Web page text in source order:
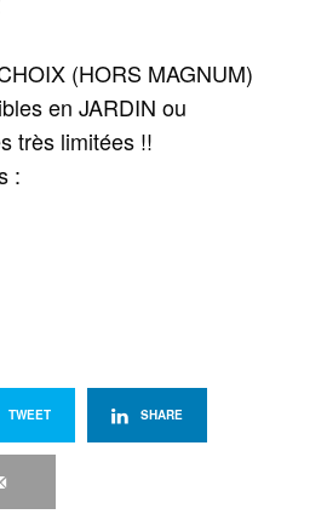
(HORS MAGNUM)
en JARDIN ou
très limitées !!
:
TWEET SHARE